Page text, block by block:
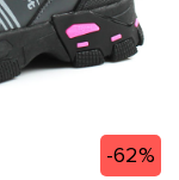
-62%